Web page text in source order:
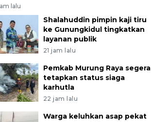
lalu
Shalahuddin pimpin kaji tiru
ke Gunungkidul tingkatkan
layanan publik
21 jam lalu
Pemkab Murung Raya segera
tetapkan status siaga
karhutla
22 jam lalu
Warga keluhkan asap pekat